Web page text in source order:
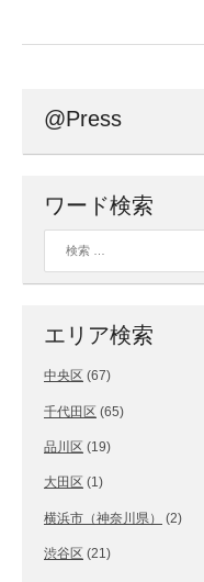
@Press
ワード検索
エリア検索
中央区 (67)
千代田区 (65)
品川区 (19)
大田区 (1)
横浜市（神奈川県） (2)
渋谷区 (21)